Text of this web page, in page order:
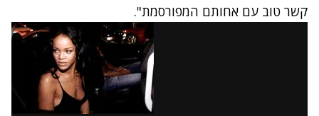
קשר טוב עם אחותם המפורסמת".